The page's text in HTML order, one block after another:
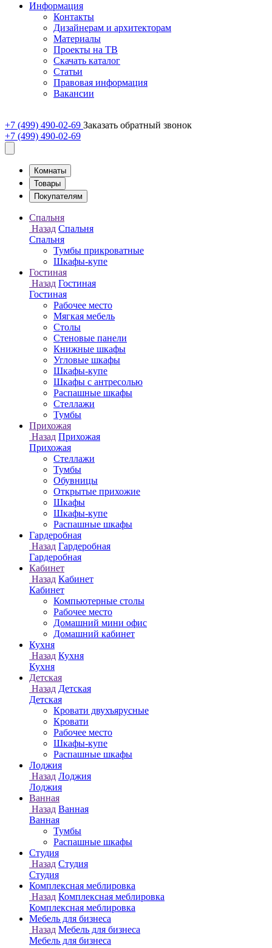
Информация
Контакты
Дизайнерам и архитекторам
Материалы
Проекты на ТВ
Скачать каталог
Статьи
Правовая информация
Вакансии
+7 (499) 490-02-69 Заказать обратный звонок
+7 (499) 490-02-69